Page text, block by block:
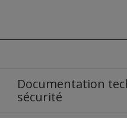
Documentation
sécurité